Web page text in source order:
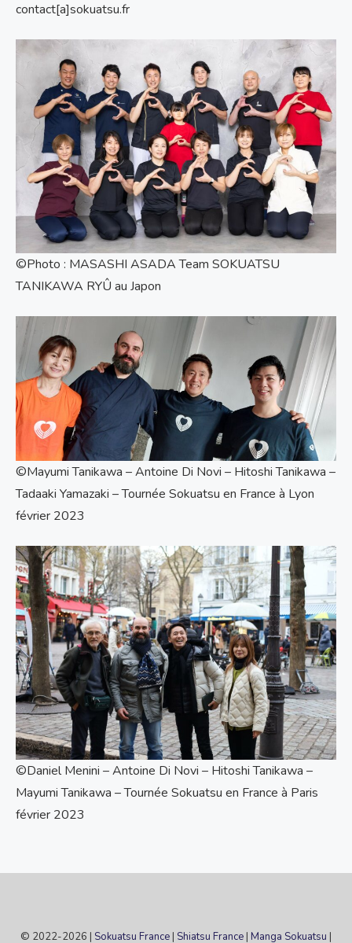
contact[a]sokuatsu.fr
©Photo : MASASHI ASADA Team SOKUATSU
TANIKAWA RYÛ au Japon
©Mayumi Tanikawa – Antoine Di Novi – Hitoshi Tanikawa –
Tadaaki Yamazaki – Tournée Sokuatsu en France à Lyon
février 2023
©Daniel Menini – Antoine Di Novi – Hitoshi Tanikawa –
Mayumi Tanikawa – Tournée Sokuatsu en France à Paris
février 2023
© 2022-2026 | Sokuatsu France | Shiatsu France | Manga Sokuatsu |